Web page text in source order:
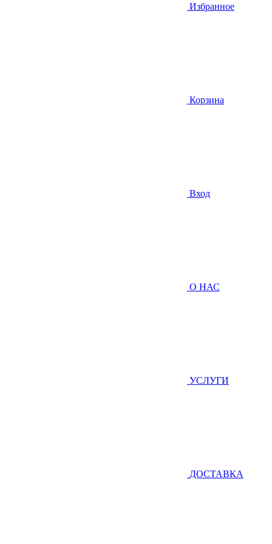
Избранное
Корзина
Вход
О НАС
УСЛУГИ
ДОСТАВКА